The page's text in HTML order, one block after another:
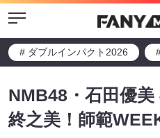
Menu
# ダブルインパクト2026
NMB48・石田優
終之美！師範